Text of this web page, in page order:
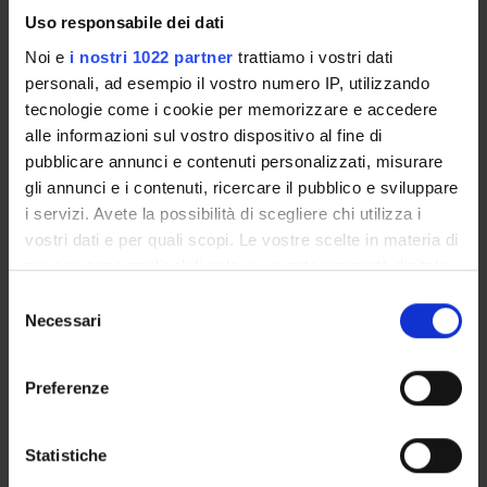
Uso responsabile dei dati
Noi e i nostri 1022 partner trattiamo i vostri dati
personali, ad esempio il vostro numero IP, utilizzando
tecnologie come i cookie per memorizzare e accedere
alle informazioni sul vostro dispositivo al fine di
pubblicare annunci e contenuti personalizzati, misurare
gli annunci e i contenuti, ricercare il pubblico e sviluppare
i servizi. Avete la possibilità di scegliere chi utilizza i
vostri dati e per quali scopi. Le vostre scelte in materia di
privacy sono applicabili solo su questa proprietà digitale
modificare o revocare il proprio consenso in qualsiasi
momento dalla Dichiarazione sui cookie o facendo clic
raccogliere informazioni sulla tua posizione
geografica, con un'approssimazione di qualche
delNecessari
Preferenze
Statistiche
Location: Verona
COURSE NOT RUNNING
Advanced/Professional development
course in Outcome assessment integration
procedures for child welfare services
Location: Verona
course in Pet Therapy